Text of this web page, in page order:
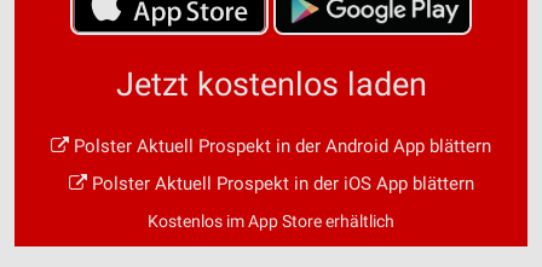
Jetzt kostenlos laden
Polster Aktuell Prospekt in der Android App blättern
Polster Aktuell Prospekt in der iOS App blättern
Kostenlos im App Store erhältlich